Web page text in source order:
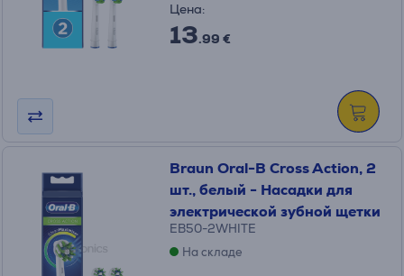
Цена:
13.99 €
Braun Oral-B Cross Action, 2
шт., белый - Насадки для
электрической зубной щетки
EB50-2WHITE
На складе